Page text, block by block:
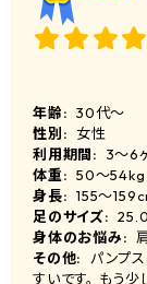
年齢: 30代～
性別:
女性
利用期間:
3〜6
体重: 50～54kg
身長: 155〜
足のサイズ:
身体のお悩み:
その他:
パンプ
すいです。 もう